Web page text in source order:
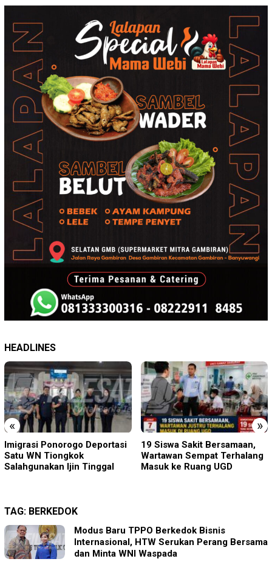
HEADLINES
« »
19 Siswa Sakit Bersamaan,
Wartawan Sempat Terhalang
Masuk ke Ruang UGD
Sambut HUT RI ke-81 di
Gunung Sanggabuana, KPU
Karawang Jaga Stamina
TAG: BERKEDOK
Modus Baru TPPO Berkedok Bisnis
Internasional, HTW Serukan Perang Bersama
dan Minta WNI Waspada